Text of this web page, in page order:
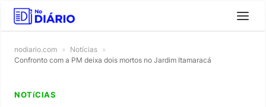
nodiario.com » Notícias »
Confronto com a PM deixa dois mortos no Jardim Itamaracá
NOTíCIAS